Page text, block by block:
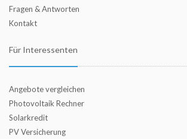
Fragen & Antworten
Kontakt
Für Interessenten
Angebote vergleichen
Photovoltaik Rechner
Solarkredit
PV Versicherung